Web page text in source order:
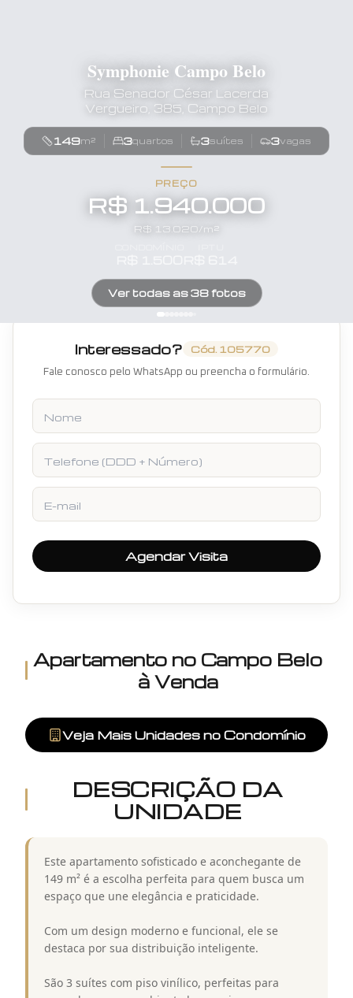
Symphonie Campo Belo
Rua Senador César Lacerda
Vergueiro, 385, Campo Belo
149m² 3quartos 3suítes 3vagas
PREÇO
R$ 1.940.000
R$ 13.020 /m²
Ver todas as38fotos
Apartamento no Campo Belo
à Venda
Veja Mais Unidades no Condomínio
DESCRIÇÃO DA
UNIDADE
Este apartamento sofisticado e aconchegante de
149 m² é a escolha perfeita para quem busca um
espaço que une elegância e praticidade.
Com um design moderno e funcional, ele se
destaca por sua distribuição inteligente.
São 3 suítes com piso vinílico, perfeitas para
Interessado? Cód. 105770
Fale conosco pelo WhatsApp ou preencha o formulário.
Nome
Telefone
E-mail
Agendar Visita